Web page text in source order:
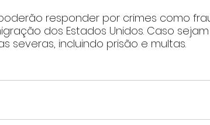
responder por crimes como
dos Estados Unidos. Caso
severas, incluindo prisão e multas.